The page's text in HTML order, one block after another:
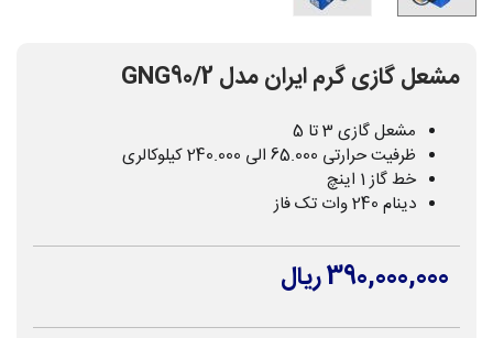
مشعل گازی گرم ایران مدل GNG90/2
مشعل گازی 3 تا 5
ظرفیت حرارتی 65.000 الی 240.000 کیلوکالری
خط گاز 1 اینچ
دینام 240 وات تک فاز
390,000,000 ریال